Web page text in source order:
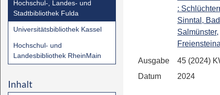
Hochschul-, Landes- und
Stadtbibliothek Fulda
Universitätsbibliothek Kassel
Hochschul- und
Landesbibliothek RheinMain
Inhalt
:
Sinntal,
Salmünster,
Ausgabe
45 (2024)
Datum
2024